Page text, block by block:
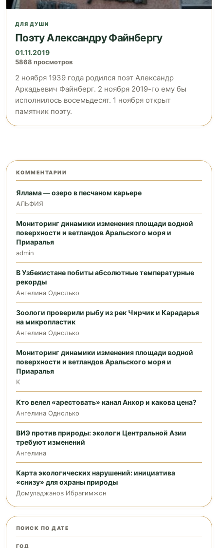
ДЛЯ ДУШИ
Поэту Александру Файнбергу
01.11.2019
5868 просмотров
2 ноября 1939 года родился поэт Александр
Аркадьевич Файнберг. 2 ноября 2019-го ему бы
исполнилось восемьдесят. 1 ноября открыт
памятник поэту.
КОММЕНТАРИИ
Яллама — озеро в песчаном карьере
АЛЬФИЯ
Мониторинг динамики изменения площади водной
поверхности и ветландов Аральского моря и
Приаралья
admin
В Узбекистане побиты абсолютные температурные
рекорды
Ангелина Однолько
Зоологи проверили рыбу из рек Чирчик и Карадарья
на микропластик
Ангелина Однолько
Мониторинг динамики изменения площади водной
поверхности и ветландов Аральского моря и
Приаралья
K
Кто велел «арестовать» канал Анхор и какова цена?
Ангелина Однолько
ВИЭ против природы: экологи Центральной Азии
требуют изменений
Ангелина
Карта экологических нарушений: инициатива
«снизу» для охраны природы
Домуладжанов Ибрагимжон
ПОИСК ПО ДАТЕ
ГОД